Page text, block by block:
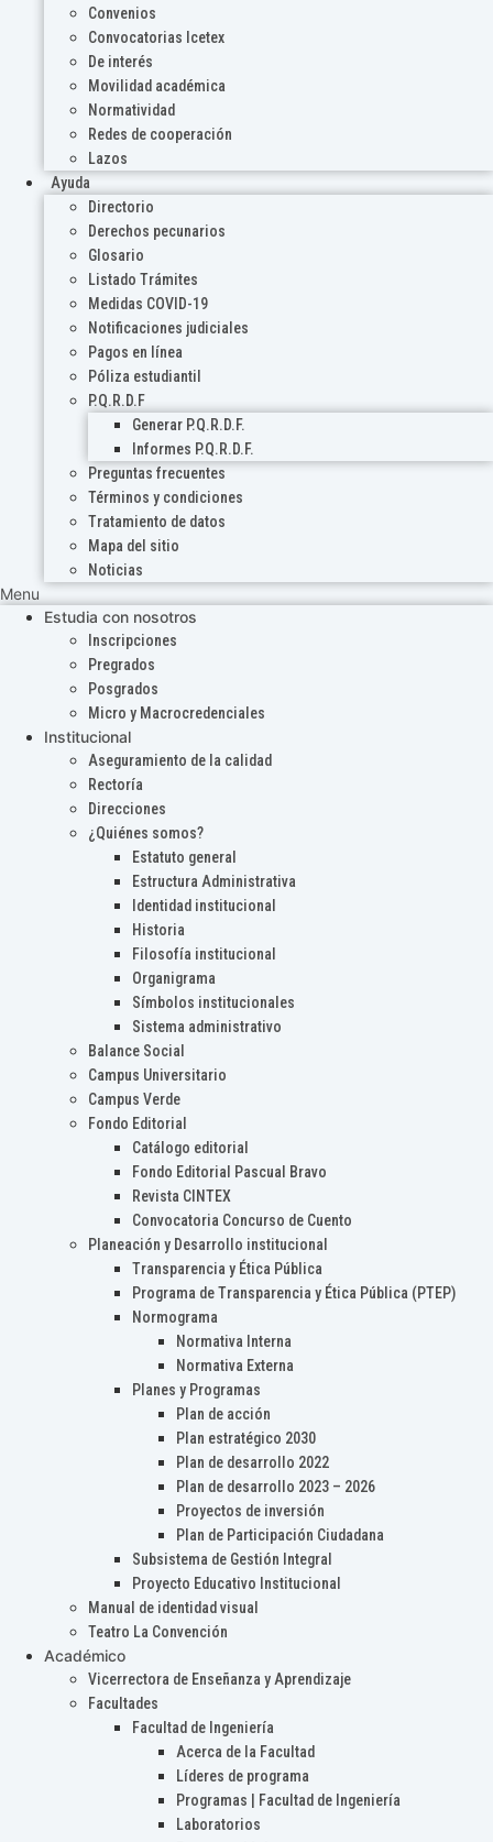
Convenios
Convocatorias Icetex
De interés
Movilidad académica
Normatividad
Redes de cooperación
Lazos
Ayuda
Directorio
Derechos pecunarios
Glosario
Listado Trámites
Medidas COVID-19
Notificaciones judiciales
Pagos en línea
Póliza estudiantil
P.Q.R.D.F
Generar P.Q.R.D.F.
Informes P.Q.R.D.F.
Preguntas frecuentes
Términos y condiciones
Tratamiento de datos
Mapa del sitio
Noticias
Menu
Estudia con nosotros
Inscripciones
Pregrados
Posgrados
Micro y Macrocredenciales
Institucional
Aseguramiento de la calidad
Rectoría
Direcciones
¿Quiénes somos?
Estatuto general
Estructura Administrativa
Identidad institucional
Historia
Filosofía institucional
Organigrama
Símbolos institucionales
Sistema administrativo
Balance Social
Campus Universitario
Campus Verde
Fondo Editorial
Catálogo editorial
Fondo Editorial Pascual Bravo
Revista CINTEX
Convocatoria Concurso de Cuento
Planeación y Desarrollo institucional
Transparencia y Ética Pública
Programa de Transparencia y Ética Pública (PTEP)
Normograma
Normativa Interna
Normativa Externa
Planes y Programas
Plan de acción
Plan estratégico 2030
Plan de desarrollo 2022
Plan de desarrollo 2023 – 2026
Proyectos de inversión
Plan de Participación Ciudadana
Subsistema de Gestión Integral
Proyecto Educativo Institucional
Manual de identidad visual
Teatro La Convención
Académico
Vicerrectora de Enseñanza y Aprendizaje
Facultades
Facultad de Ingeniería
Acerca de la Facultad
Líderes de programa
Programas | Facultad de Ingeniería
Laboratorios